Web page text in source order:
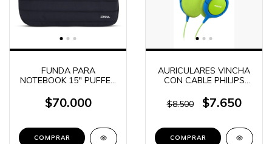
FUNDA PARA
NOTEBOOK 15" PUFFER
DESMONTABLE LISA
SOUL (3212)
$70.000
COMPRAR
AURICULARES VINCHA
CON CABLE PHILIPS
$8.500
$7.650
COMPRAR